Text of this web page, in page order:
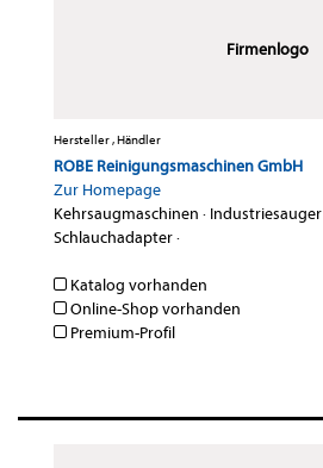
Firmenlogo
Hersteller , Händler
ROBE Reinigungsmaschinen GmbH
Zur Homepage
Kehrsaugmaschinen · Industriesauger
Schlauchadapter·
Katalog vorhanden
Online-Shop vorhanden
Premium-Profil